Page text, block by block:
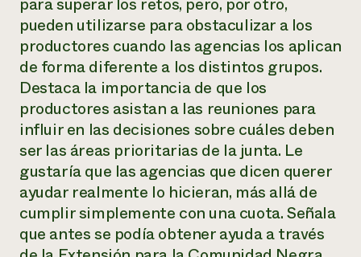
pueden utilizarse para obstaculizar a los
productores cuando las agencias los aplican
de forma diferente a los distintos grupos.
Destaca la importancia de que los
productores asistan a las reuniones para
influir en las decisiones sobre cuáles deben
ser las áreas prioritarias de la junta. Le
gustaría que las agencias que dicen querer
ayudar realmente lo hicieran, más allá de
cumplir simplemente con una cuota. Señala
que antes se podía obtener ayuda a través